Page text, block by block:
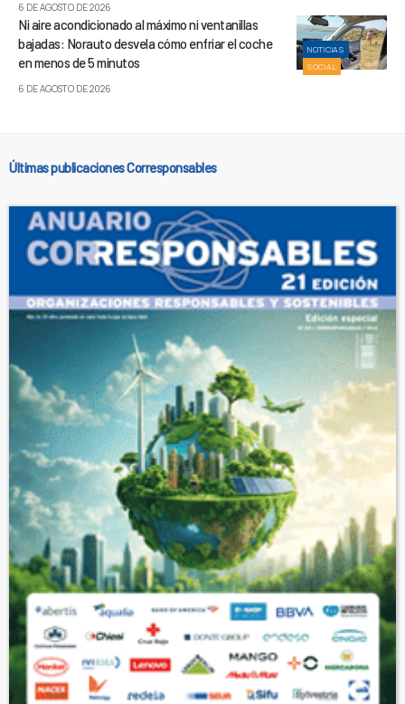
6 DE AGOSTO DE 2026
NOTICIAS
SOCIAL
Ni aire acondicionado al máximo ni ventanillas
bajadas: Norauto desvela cómo enfriar el coche
en menos de 5 minutos
6 DE AGOSTO DE 2026
Últimas publicaciones Corresponsables